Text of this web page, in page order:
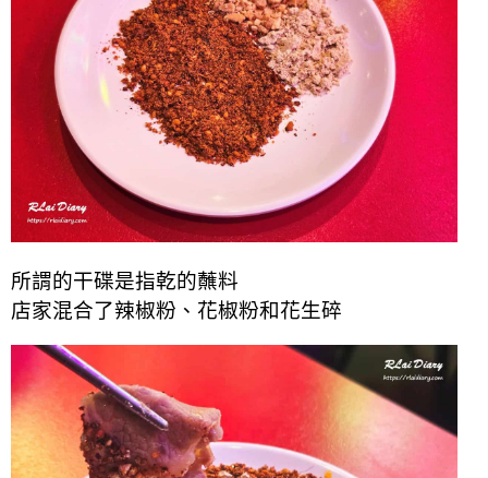
所謂的干碟是指乾的蘸料
店家混合了辣椒粉、花椒粉和花生碎